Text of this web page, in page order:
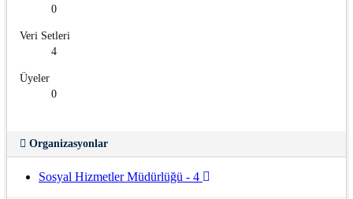
0
Veri Setleri
4
Üyeler
0
Organizasyonlar
Sosyal Hizmetler Müdürlüğü - 4